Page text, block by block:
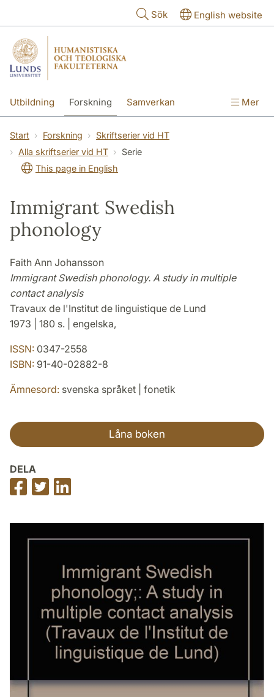
Sök English website
Utbildning Forskning Samverkan Mer
Start Forskning
Skriftserier vid HT
Alla skriftserier vid HT
Serie
This page in English
Immigrant Swedish
phonology
Faith Ann Johansson
Immigrant Swedish phonology. A study in multiple
contact analysis
Travaux de l'Institut de linguistique de Lund
1973 | 180 s. | engelska,
ISSN: 0347-2558
ISBN: 91-40-02882-8
Ämnesord: svenska språket | fonetik
Låna boken
DELA
Dela
på
Dela
på
på